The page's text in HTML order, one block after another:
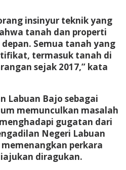
insinyur teknik yang
tanah dan properti
Semua tanah yang
termasuk tanah di
sejak 2017,” kata
Labuan Bajo sebagai
memunculkan masalah
gugatan dari
Negeri Labuan
perkara
diragukan.